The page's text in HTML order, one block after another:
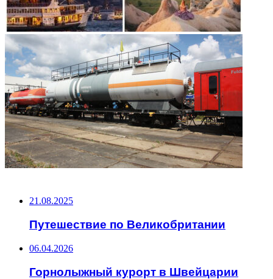
21.08.2025
Путешествие по Великобритании
06.04.2026
Горнолыжный курорт в Швейцарии